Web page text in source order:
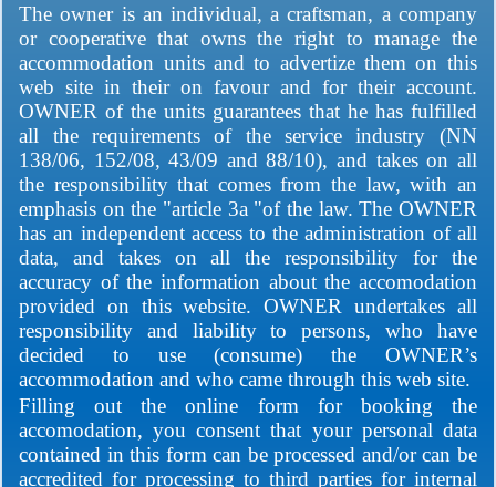
The owner is an individual, a craftsman, a company
or cooperative that owns the right to manage the
accommodation units and to advertize them on this
web site in their on favour and for their account.
OWNER of the units guarantees that he has fulfilled
all the requirements of the service industry (NN
138/06, 152/08, 43/09 and 88/10), and takes on all
the responsibility that comes from the law, with an
emphasis on the "article 3a "of the law. The OWNER
has an independent access to the administration of all
data, and takes on all the responsibility for the
accuracy of the information about the accomodation
provided on this website. OWNER undertakes all
responsibility and liability to persons, who have
decided to use (consume) the OWNER’s
accommodation and who came through this web site.
Filling out the online form for booking the
accomodation, you consent that your personal data
contained in this form can be processed and/or can be
accredited for processing to third parties for internal